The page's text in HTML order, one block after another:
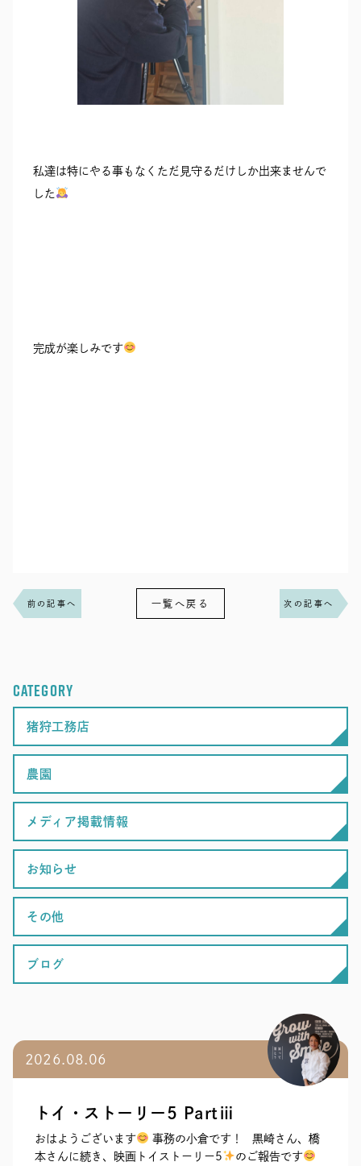
私達は特にやる事もなくただ見守るだけしか出来ませんで
した
完成が楽しみです
前の記事へ 一覧へ戻る 次の記事へ
CATEGORY
猪狩工務店
農園
メディア掲載情報
お知らせ
その他
ブログ
2026.08.06
トイ・ストーリー5 Partⅲ
おはようございます
事務の小倉です！ 黒崎さん、橋
本さんに続き、映画トイストーリー5
のご報告です